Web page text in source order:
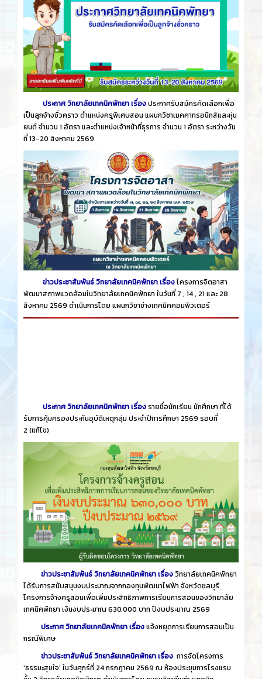
ประกาศ วิทยาลัยเทคนิคพัทยา เรื่องประกาศรับสมัครคัดเลือกเพื่อ
เป็นลูกจ้างชั่วคราว ตำแหน่งครูพิเศษสอน แผนกวิชาเมคคาทรอนิกส์และหุ่น
ยนต์ จำนวน 1 อัตรา และตำแหน่งเจ้าหน้าที่ธุรการ จำนวน 1 อัตรา ระหว่างวัน
ที่ 13-20 สิงหาคม 2569
ข่าวประชาสัมพันธ์ วิทยาลัยเทคนิคพัทยา เรื่องโครงการจิตอาสา
พัฒนาสภาพแวดล้อมในวิทยาลัยเทคนิคพัทยา ในวันที่ 7 , 14 , 21 และ 28
สิงหาคม 2569 ดำเนินการโดย แผนกวิชาช่างเทคนิคคอมพิวเตอร์
ประกาศ วิทยาลัยเทคนิคพัทยา เรื่องรายชื่อนักเรียน นักศึกษา ที่ได้
รับการคุ้มครองประกันอุบัติเหตุกลุ่ม ประจำปีการศึกษา 2569 รอบที่
2 (แก้ไข)
ข่าวประชาสัมพันธ์ วิทยาลัยเทคนิคพัทยา เรื่องวิทยาลัยเทคนิคพัทยา
ได้รับการสนับสนุนงบประมาณจากกองทุนพัฒนาไฟฟ้า จังหวัดชลบุรี
โครงการจ้างครูสอนเพื่อเพิ่มประสิทธิภาพการเรียนการสอนของวิทยาลัย
เทคนิคพัทยา เงินงบประมาณ 630,000 บาท ปีงบประมาณ 2569
ประกาศ วิทยาลัยเทคนิคพัทยา เรื่องแจ้งหยุดการเรียนการสอนเป็น
กรณีพิเศษ
ข่าวประชาสัมพันธ์ วิทยาลัยเทคนิคพัทยา เรื่อง การจัดโครงการ
'ธรรมะสุขใจ' ในวันศุกร์ที่ 24 กรกฎาคม 2569 ณ ห้องประชุมการโรงแรม